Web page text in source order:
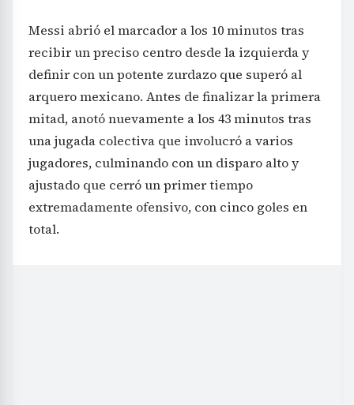
Messi abrió el marcador a los 10 minutos tras
recibir un preciso centro desde la izquierda y
definir con un potente zurdazo que superó al
arquero mexicano. Antes de finalizar la primera
mitad, anotó nuevamente a los 43 minutos tras
una jugada colectiva que involucró a varios
jugadores, culminando con un disparo alto y
ajustado que cerró un primer tiempo
extremadamente ofensivo, con cinco goles en
total.